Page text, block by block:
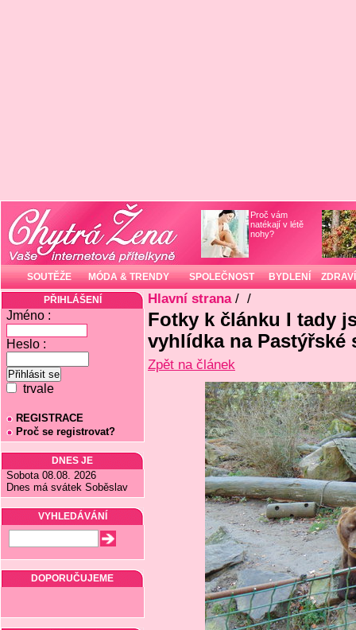
Proč vám
natékají v létě
nohy?
SOUTĚŽE MÓDA & TRENDY SPOLEČNOST BYDLENÍ ZDRAVÍ
PŘIHLÁŠENÍ
Jméno :
Heslo :
trvale
REGISTRACE
Proč se registrovat?
DNES JE
Sobota 08.08. 2026
Dnes má svátek Soběslav
VYHLEDÁVÁNÍ
DOPORUČUJEME
Hlavní strana/ /
Fotky k článku I tady
vyhlídka na Pastýřské
Zpět na článek